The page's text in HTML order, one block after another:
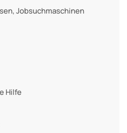
Jobsuchmaschinen
Hilfe